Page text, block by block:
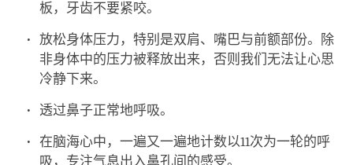
板，牙齿不要紧咬。
放松身体压力，特别是双肩、嘴巴与前额部份。除
非身体中的压力被释放出来，否则我们无法让心思
冷静下来。
透过鼻子正常地呼吸。
在脑海心中，一遍又一遍地计数以11次为一轮的呼
吸，专注气息出入鼻孔间的感受。